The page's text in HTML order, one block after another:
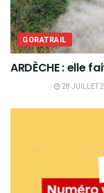
GORATRAIL
ARDÈCHE : elle
28 JUILLET